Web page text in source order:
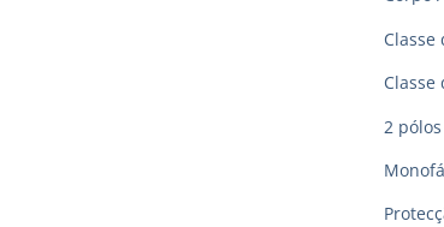
Classe
Classe
2